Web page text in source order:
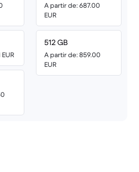
A partir de: 687.00
EUR
512 GB
A partir de: 859.00
EUR